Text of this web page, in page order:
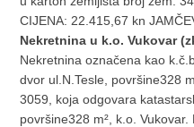
CIJENA: 22.415,67 kn
Nekretnina u k.o. Vukovar
Nekretnina označena kao
dvor ul.N.Tesle, površine328
3059, koja odgovara
površine328 m², k.o.